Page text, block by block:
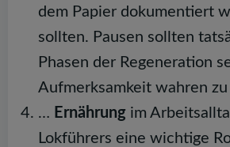
dem Papier dokumentiert
sollten. Pausen sollten
Phasen der Regeneration
Aufmerksamkeit wahren zu
… Ernährungim
Lokführers eine wichtige